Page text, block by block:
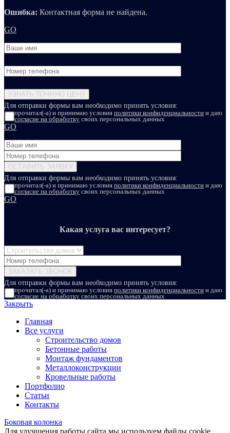
Ошибка: Контактная форма не найдена.
GO
Для отправки формы вам необходимо принять условия:
прочитал(-а) и принимаю условия политики конфиденциальности и даю
согласие на обработку своих персональных данных
GO
Для отправки формы вам необходимо принять условия:
прочитал(-а) и принимаю условия политики конфиденциальности и даю
согласие на обработку своих персональных данных
GO
Какая услуга вас интересует?
Для отправки формы вам необходимо принять условия:
прочитал(-а) и принимаю условия политики конфиденциальности и даю
согласие на обработку своих персональных данных
Закрыть
Главная
Все услуги
Строительство домов
Бетонные работы
Монтаж фундаментов
Металлоконструкции
Кровельные работы
Портфолио
Статьи
Контакты
Боковая колонка
Для улучшения работы сайта мы используем файлы cookie.